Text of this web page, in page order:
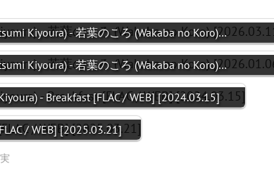
Kiyoura) - 若葉のころ (Wakaba no Koro)…
Kiyoura) - 若葉のころ (Wakaba no Koro)…
- Breakfast [FLAC / WEB] [2024.03.15]
/ WEB] [2025.03.21]